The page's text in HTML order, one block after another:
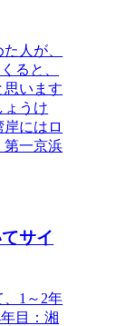
人が、
ると、
思います
ょうけ
にはロ
第一京浜
サイ
1～2年
目：湘